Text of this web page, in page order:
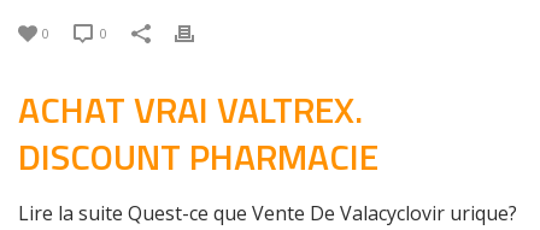
0 0
ACHAT VRAI VALTREX.
DISCOUNT PHARMACIE
Lire la suite Quest-ce que Vente De Valacyclovir urique?